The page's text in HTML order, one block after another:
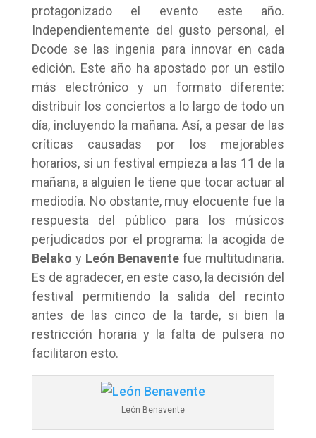
protagonizado el evento este año.
Independientemente del gusto personal, el
Dcode se las ingenia para innovar en cada
edición. Este año ha apostado por un estilo
más electrónico y un formato diferente:
distribuir los conciertos a lo largo de todo un
día, incluyendo la mañana. Así, a pesar de las
críticas causadas por los mejorables
horarios, si un festival empieza a las 11 de la
mañana, a alguien le tiene que tocar actuar al
mediodía. No obstante, muy elocuente fue la
respuesta del público para los músicos
perjudicados por el programa: la acogida de
Belako y León Benavente fue multitudinaria.
Es de agradecer, en este caso, la decisión del
festival permitiendo la salida del recinto
antes de las cinco de la tarde, si bien la
restricción horaria y la falta de pulsera no
facilitaron esto.
León Benavente